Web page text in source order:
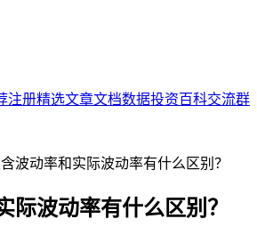
注册精选文章文档数据投资百科交流群
波动率和实际波动率有什么区别？
际波动率有什么区别？